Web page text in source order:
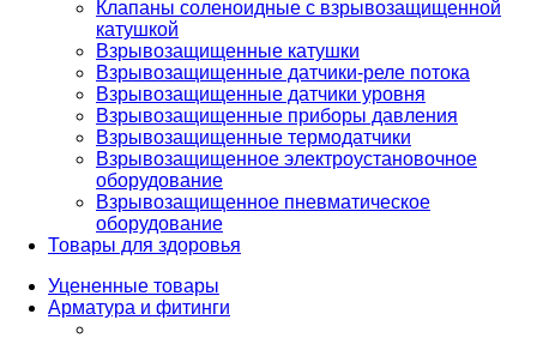
Клапаны соленоидные с взрывозащищенной
катушкой
Взрывозащищенные катушки
Взрывозащищенные датчики-реле потока
Взрывозащищенные датчики уровня
Взрывозащищенные приборы давления
Взрывозащищенные термодатчики
Взрывозащищенное электроустановочное
оборудование
Взрывозащищенное пневматическое
оборудование
Товары для здоровья
Уцененные товары
Арматура и фитинги